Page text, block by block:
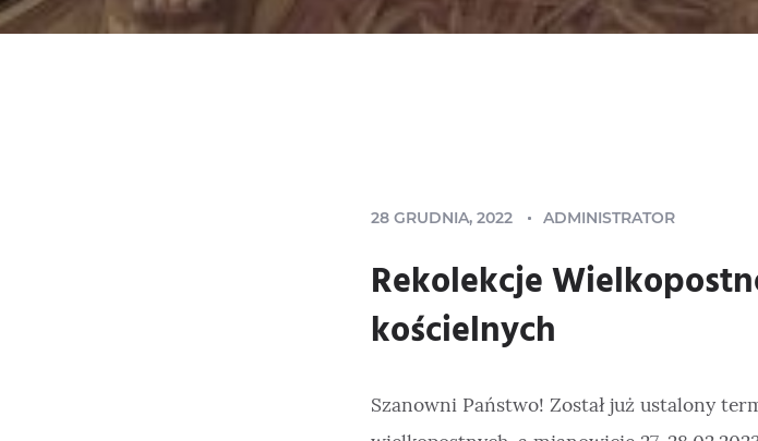
28 GRUDNIA, 2022 ADMINISTRATOR
Rekolekcje
kościelnych
Szanowni Państwo! Został już ustalony